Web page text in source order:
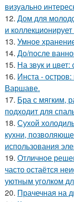
визуально
12. Дом для
и
13. Умное
14. До/после
15. На звук и
16. Инста - остров:
Варшаве.
17. Бра с мягким,
подходит для
18. Сухой
кухни,
использования
19. Отличное
часто остаётся
уютным уголком
20. Прачечная на